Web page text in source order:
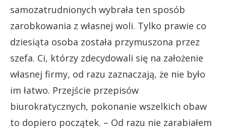
samozatrudnionych wybrała ten sposób
zarobkowania z własnej woli. Tylko prawie co
dziesiąta osoba została przymuszona przez
szefa. Ci, którzy zdecydowali się na założenie
własnej firmy, od razu zaznaczają, że nie było
im łatwo. Przejście przepisów
biurokratycznych, pokonanie wszelkich obaw
to dopiero początek. – Od razu nie zarabiałem